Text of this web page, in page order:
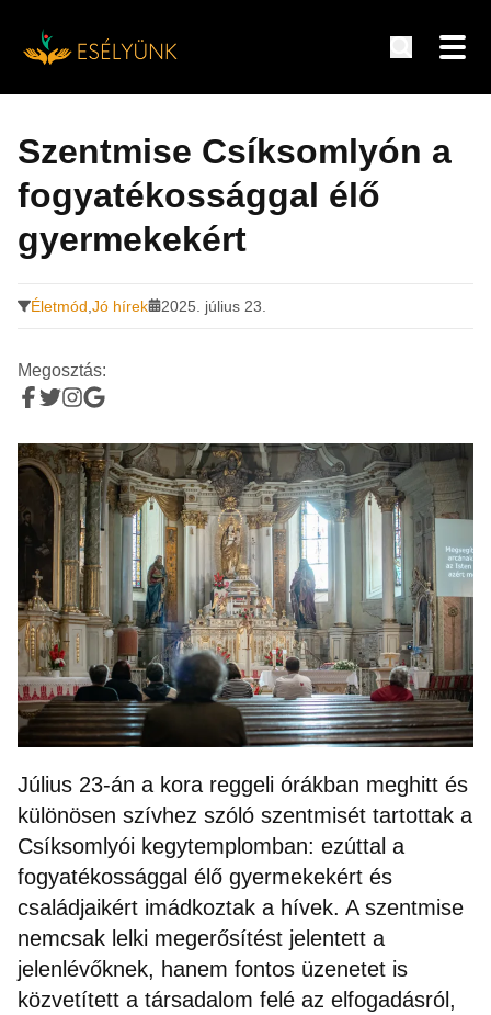
tartalomra
Szentmise Csíksomlyón a
fogyatékossággal élő
gyermekekért
Életmód Jó hírek 2025. július 23.
Megosztás:
Július 23-án a kora reggeli órákban meghitt és
különösen szívhez szóló szentmisét tartottak a
Csíksomlyói kegytemplomban: ezúttal a
fogyatékossággal élő gyermekekért és
családjaikért imádkoztak a hívek. A szentmise
nemcsak lelki megerősítést jelentett a
jelenlévőknek, hanem fontos üzenetet is
közvetített a társadalom felé az elfogadásról,